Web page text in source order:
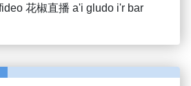
花椒直播 a'i gludo i'r bar